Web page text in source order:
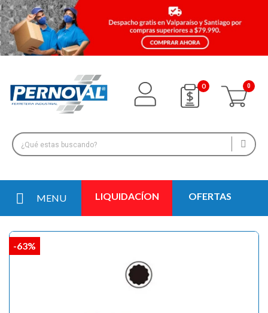
0
MENU LIQUIDACÍON OFERTAS
-63%